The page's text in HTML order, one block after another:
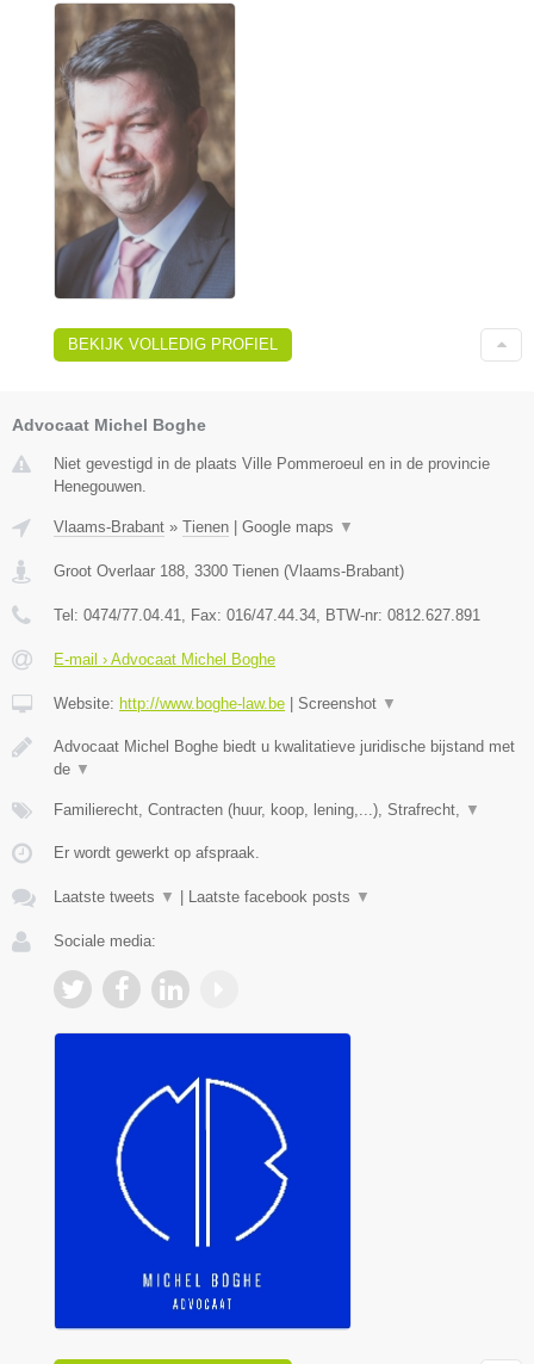
BEKIJK VOLLEDIG PROFIEL
Advocaat Michel Boghe
Niet gevestigd in de plaats Ville Pommeroeul en in de provincie
Henegouwen.
Vlaams-Brabant » Tienen Google maps ▼
Groot Overlaar 188 3300 Tienen (Vlaams-Brabant)
Tel: 0474/77.04.41 , Fax: 016/47.44.34 , BTW-nr: ​0812.627.891
E-mail › Advocaat Michel Boghe
Website: http://www.boghe-law.be Screenshot ▼
Advocaat Michel Boghe biedt u kwalitatieve juridische bijstand met
de ▼
Familierecht, Contracten (huur, koop, lening,...), Strafrecht, ▼
Er wordt gewerkt op afspraak.
Laatste tweets ▼ Laatste facebook posts ▼
Sociale media: